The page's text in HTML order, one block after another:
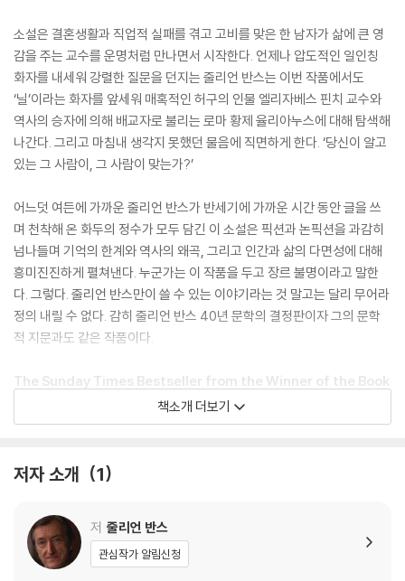
소설은 결혼생활과 직업적 실패를 겪고 고비를 맞은 한 남자가 삶에 큰 영
감을 주는 교수를 운명처럼 만나면서 시작한다. 언제나 압도적인 일인칭
화자를 내세워 강렬한 질문을 던지는 줄리언 반스는 이번 작품에서도
‘닐’이라는 화자를 앞세워 매혹적인 허구의 인물 엘리자베스 핀치 교수와
역사의 승자에 의해 배교자로 불리는 로마 황제 율리아누스에 대해 탐색해
나간다. 그리고 마침내 생각지 못했던 물음에 직면하게 한다. ‘당신이 알고
있는 그 사람이, 그 사람이 맞는가?’
어느덧 여든에 가까운 줄리언 반스가 반세기에 가까운 시간 동안 글을 쓰
며 천착해 온 화두의 정수가 모두 담긴 이 소설은 픽션과 논픽션을 과감히
넘나들며 기억의 한계와 역사의 왜곡, 그리고 인간과 삶의 다면성에 대해
흥미진진하게 펼쳐낸다. 누군가는 이 작품을 두고 장르 불명이라고 말한
다. 그렇다. 줄리언 반스만이 쓸 수 있는 이야기라는 것 말고는 달리 무어라
정의 내릴 수 없다. 감히 줄리언 반스 40년 문학의 결정판이자 그의 문학
적 지문과도 같은 작품이다.
The Sunday Times Bestseller from the Winner of the Book
s I've met this year have faded' The Times
Elizabeth Finch was a teacher, a thinker, an inspiration. Neil is ju
책소개 더보기
저자 소개 1
저 줄리언 반스
관심작가 알림신청